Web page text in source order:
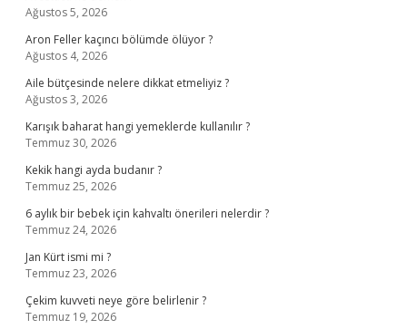
Ağustos 5, 2026
Aron Feller kaçıncı bölümde ölüyor ?
Ağustos 4, 2026
Aile bütçesinde nelere dikkat etmeliyiz ?
Ağustos 3, 2026
Karışık baharat hangi yemeklerde kullanılır ?
Temmuz 30, 2026
Kekik hangi ayda budanır ?
Temmuz 25, 2026
6 aylık bir bebek için kahvaltı önerileri nelerdir ?
Temmuz 24, 2026
Jan Kürt ismi mi ?
Temmuz 23, 2026
Çekim kuvveti neye göre belirlenir ?
Temmuz 19, 2026